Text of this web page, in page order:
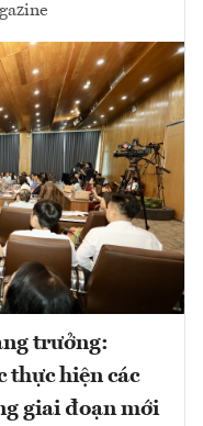
trưởng:
thực hiện các
giai đoạn mới